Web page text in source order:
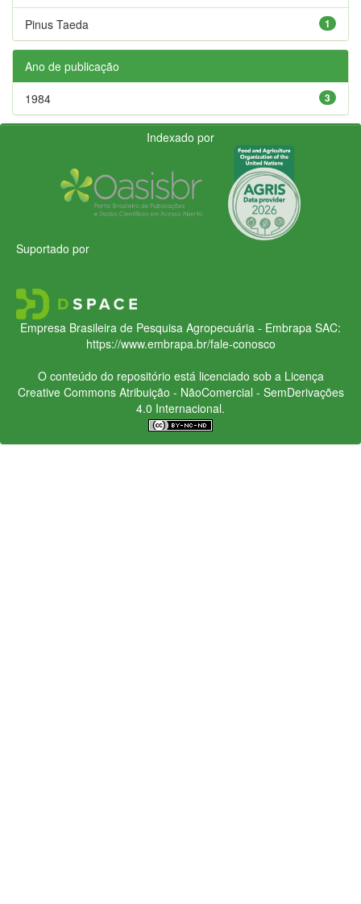
1
Pinus Taeda
Ano de publicação
3
1984
Indexado por
Suportado por
Empresa Brasileira de Pesquisa Agropecuária - Embrapa SAC:
https://www.embrapa.br/fale-conosco
O conteúdo do repositório está licenciado sob a Licença
Creative CommonsAtribuição - NãoComercial - SemDerivações
4.0 Internacional.